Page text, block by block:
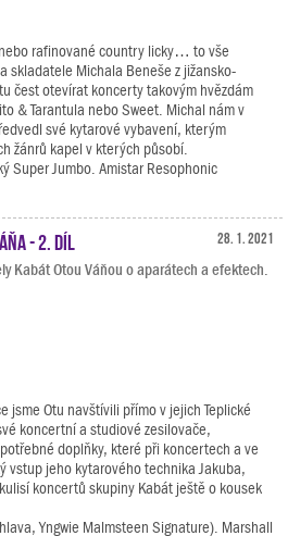
rafinované country licky… to vše
skladatele Michala Beneše z jižansko-
čest otevírat koncerty takovým hvězdám
& Tarantula nebo Sweet. Michal nám v
své kytarové vybavení, kterým
žánrů kapel v kterých působí.
Super Jumbo. Amistar Resophonic
28. 1. 2021
- 2. díl
Kabát Otou Váňou o aparátech a efektech.
jsme Otu navštívili přímo v jejich Teplické
koncertní a studiové zesilovače,
doplňky, které při koncertech a ve
vstup jeho kytarového technika Jakuba,
koncertů skupiny Kabát ještě o kousek
Yngwie Malmsteen Signature). Marshall